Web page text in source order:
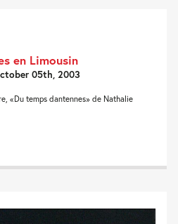
en Limousin
05th, 2003
«Du temps dantennes» de Nathalie